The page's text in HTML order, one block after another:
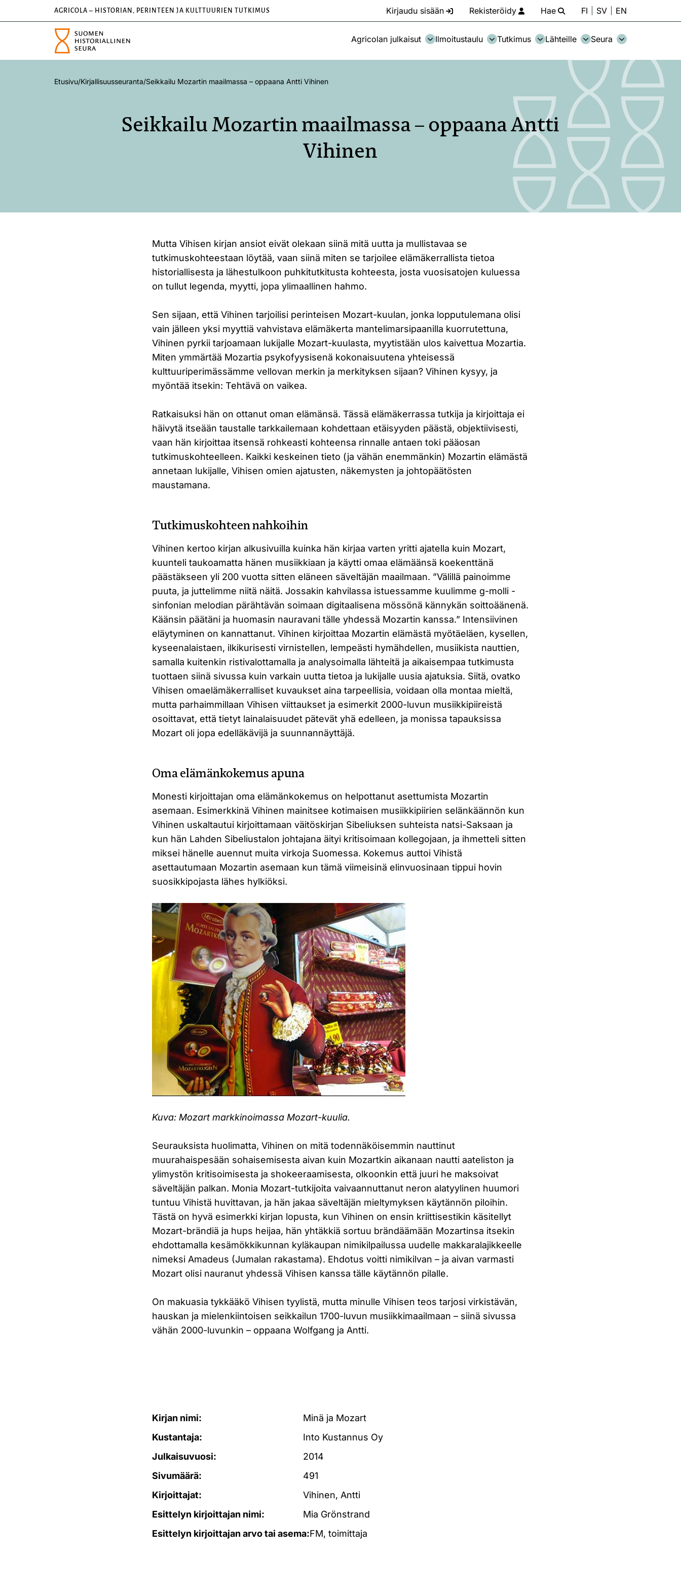
AGRICOLA – HISTORIAN, PERINTEEN JA KULTTUURIEN TUTKIMUS Kirjaudu sisään Rekisteröidy Hae FI SV EN
Agricolan julkaisut Ilmoitustaulu Tutkimus Lähteille Seura
Etusivu/Kirjallisuusseuranta/Seikkailu Mozartin maailmassa – oppaana Antti Vihinen
Seikkailu Mozartin maailmassa – oppaana Antti
Vihinen
Mutta Vihisen kirjan ansiot eivät olekaan siinä mitä uutta ja mullistavaa se
tutkimuskohteestaan löytää, vaan siinä miten se tarjoilee elämäkerrallista tietoa
historiallisesta ja lähestulkoon puhkitutkitusta kohteesta, josta vuosisatojen kuluessa
on tullut legenda, myytti, jopa ylimaallinen hahmo.
Sen sijaan, että Vihinen tarjoilisi perinteisen Mozart-kuulan, jonka lopputulemana olisi
vain jälleen yksi myyttiä vahvistava elämäkerta mantelimarsipaanilla kuorrutettuna,
Vihinen pyrkii tarjoamaan lukijalle Mozart-kuulasta, myytistään ulos kaivettua Mozartia.
Miten ymmärtää Mozartia psykofyysisenä kokonaisuutena yhteisessä
kulttuuriperimässämme vellovan merkin ja merkityksen sijaan? Vihinen kysyy, ja
myöntää itsekin: Tehtävä on vaikea.
Ratkaisuksi hän on ottanut oman elämänsä. Tässä elämäkerrassa tutkija ja kirjoittaja ei
häivytä itseään taustalle tarkkailemaan kohdettaan etäisyyden päästä, objektiivisesti,
vaan hän kirjoittaa itsensä rohkeasti kohteensa rinnalle antaen toki pääosan
tutkimuskohteelleen. Kaikki keskeinen tieto (ja vähän enemmänkin) Mozartin elämästä
annetaan lukijalle, Vihisen omien ajatusten, näkemysten ja johtopäätösten
maustamana.
Tutkimuskohteen nahkoihin
Vihinen kertoo kirjan alkusivuilla kuinka hän kirjaa varten yritti ajatella kuin Mozart,
kuunteli taukoamatta hänen musiikkiaan ja käytti omaa elämäänsä koekenttänä
päästäkseen yli 200 vuotta sitten eläneen säveltäjän maailmaan. ”Välillä painoimme
puuta, ja juttelimme niitä näitä. Jossakin kahvilassa istuessamme kuulimme g-molli -
sinfonian melodian pärähtävän soimaan digitaalisena mössönä kännykän soittoäänenä.
Käänsin päätäni ja huomasin nauravani tälle yhdessä Mozartin kanssa.” Intensiivinen
eläytyminen on kannattanut. Vihinen kirjoittaa Mozartin elämästä myötäeläen, kysellen,
kyseenalaistaen, ilkikurisesti virnistellen, lempeästi hymähdellen, musiikista nauttien,
samalla kuitenkin ristivalottamalla ja analysoimalla lähteitä ja aikaisempaa tutkimusta
tuottaen siinä sivussa kuin varkain uutta tietoa ja lukijalle uusia ajatuksia. Siitä, ovatko
Vihisen omaelämäkerralliset kuvaukset aina tarpeellisia, voidaan olla montaa mieltä,
mutta parhaimmillaan Vihisen viittaukset ja esimerkit 2000-luvun musiikkipiireistä
osoittavat, että tietyt lainalaisuudet pätevät yhä edelleen, ja monissa tapauksissa
Mozart oli jopa edelläkävijä ja suunnannäyttäjä.
Oma elämänkokemus apuna
Monesti kirjoittajan oma elämänkokemus on helpottanut asettumista Mozartin
asemaan. Esimerkkinä Vihinen mainitsee kotimaisen musiikkipiirien selänkäännön kun
Vihinen uskaltautui kirjoittamaan väitöskirjan Sibeliuksen suhteista natsi-Saksaan ja
kun hän Lahden Sibeliustalon johtajana äityi kritisoimaan kollegojaan, ja ihmetteli sitten
miksei hänelle auennut muita virkoja Suomessa. Kokemus auttoi Vihistä
asettautumaan Mozartin asemaan kun tämä viimeisinä elinvuosinaan tippui hovin
suosikkipojasta lähes hylkiöksi.
Kuva: Mozart markkinoimassa Mozart-kuulia.
Seurauksista huolimatta, Vihinen on mitä todennäköisemmin nauttinut
muurahaispesään sohaisemisesta aivan kuin Mozartkin aikanaan nautti aateliston ja
ylimystön kritisoimisesta ja shokeeraamisesta, olkoonkin että juuri he maksoivat
säveltäjän palkan. Monia Mozart-tutkijoita vaivaannuttanut neron alatyylinen huumori
tuntuu Vihistä huvittavan, ja hän jakaa säveltäjän mieltymyksen käytännön piloihin.
Tästä on hyvä esimerkki kirjan lopusta, kun Vihinen on ensin kriittisestikin käsitellyt
Mozart-brändiä ja hups heijaa, hän yhtäkkiä sortuu brändäämään Mozartinsa itsekin
ehdottamalla kesämökkikunnan kyläkaupan nimikilpailussa uudelle makkaralajikkeelle
nimeksi Amadeus (Jumalan rakastama). Ehdotus voitti nimikilvan – ja aivan varmasti
Mozart olisi nauranut yhdessä Vihisen kanssa tälle käytännön pilalle.
On makuasia tykkääkö Vihisen tyylistä, mutta minulle Vihisen teos tarjosi virkistävän,
hauskan ja mielenkiintoisen seikkailun 1700-luvun musiikkimaailmaan – siinä sivussa
vähän 2000-luvunkin – oppaana Wolfgang ja Antti.
Kirjan nimi:
Minä ja Mozart
Kustantaja:
Into Kustannus Oy
Julkaisuvuosi:
2014
Sivumäärä:
491
Kirjoittajat:
Vihinen, Antti
Esittelyn kirjoittajan nimi:
Mia Grönstrand
Esittelyn kirjoittajan arvo tai asema:FM, toimittaja